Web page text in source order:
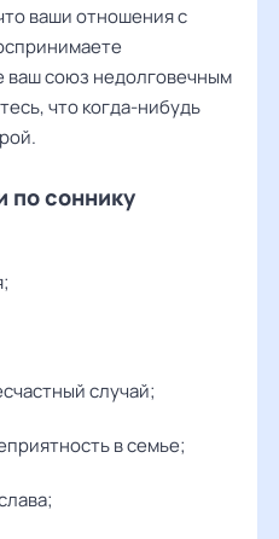
ваши отношения с
ваш союз недолговечным
что когда-нибудь
по соннику
случай;
в семье;